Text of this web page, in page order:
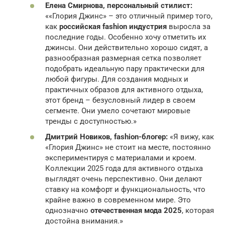
Елена Смирнова, персональный стилист:
««Глория Джинс» – это отличный пример того,
как российская fashion индустрия выросла за
последние годы. Особенно хочу отметить их
джинсы. Они действительно хорошо сидят, а
разнообразная размерная сетка позволяет
подобрать идеальную пару практически для
любой фигуры. Для создания модных и
практичных образов для активного отдыха,
этот бренд – безусловный лидер в своем
сегменте. Они умело сочетают мировые
тренды с доступностью.»
Дмитрий Новиков, fashion-блогер: «Я вижу, как
«Глория Джинс» не стоит на месте, постоянно
экспериментируя с материалами и кроем.
Коллекции 2025 года для активного отдыха
выглядят очень перспективно. Они делают
ставку на комфорт и функциональность, что
крайне важно в современном мире. Это
однозначно отечественная мода 2025, которая
достойна внимания.»